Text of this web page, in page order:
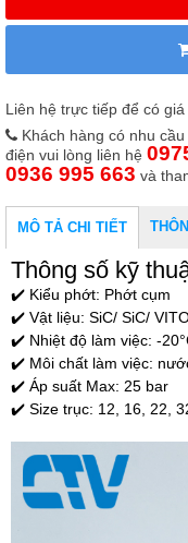
Liên hệ trực tiếp để có
Khách hàng có nhu
điện vui lòng liên hệ
0936 995 663 và
MÔ TẢ CHI TIẾT
Thông số kỹ
✔️ Kiểu phớt: Phớt cụm
✔️ Vật liệu: SiC/ SiC/
✔️ Nhiệt độ làm việc: -
✔️ Môi chất làm việc:
✔️ Áp suất Max: 25 bar
✔️ Size trục: 12, 16, 22,